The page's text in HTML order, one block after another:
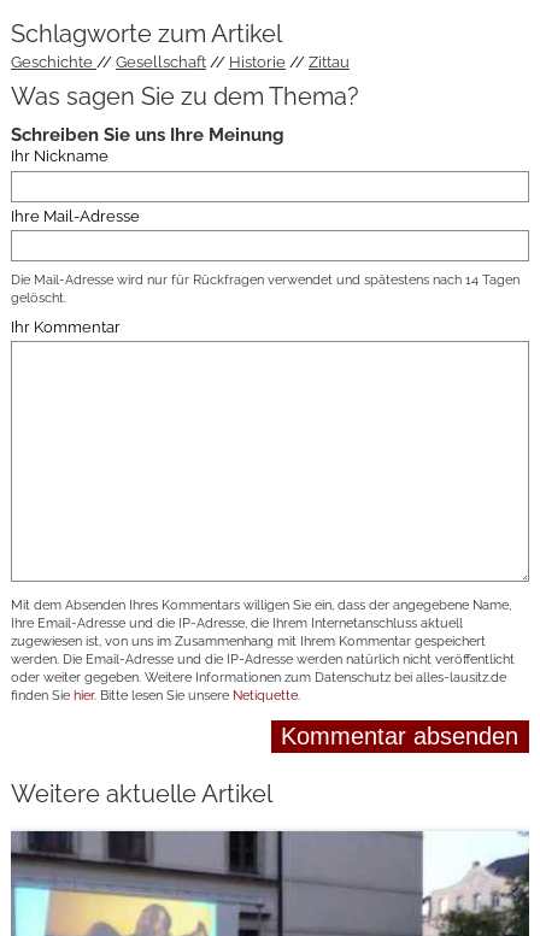
Schlagworte zum Artikel
Geschichte Gesellschaft Historie Zittau
Was sagen Sie zu dem Thema?
Schreiben Sie uns Ihre Meinung
Ihr Nickname
Ihre Mail-Adresse
Die Mail-Adresse wird nur für Rückfragen verwendet und spätestens nach 14 Tagen
gelöscht.
Ihr Kommentar
Mit dem Absenden Ihres Kommentars willigen Sie ein, dass der angegebene Name,
Ihre Email-Adresse und die IP-Adresse, die Ihrem Internetanschluss aktuell
zugewiesen ist, von uns im Zusammenhang mit Ihrem Kommentar gespeichert
werden. Die Email-Adresse und die IP-Adresse werden natürlich nicht veröffentlicht
oder weiter gegeben. Weitere Informationen zum Datenschutz bei alles-lausitz.de
finden Sie hier. Bitte lesen Sie unsere Netiquette.
Weitere aktuelle Artikel
weiterlesen